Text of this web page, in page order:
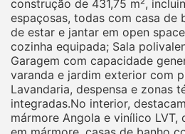
construção de 431,75 m²,
espaçosas, todas com casa de
de estar e jantar em open
cozinha equipada; Sala
Garagem com capacidade
varanda e jardim exterior com
Lavandaria, despensa e zonas
integradas.No interior,
mármore Angola e vinílico LVT,